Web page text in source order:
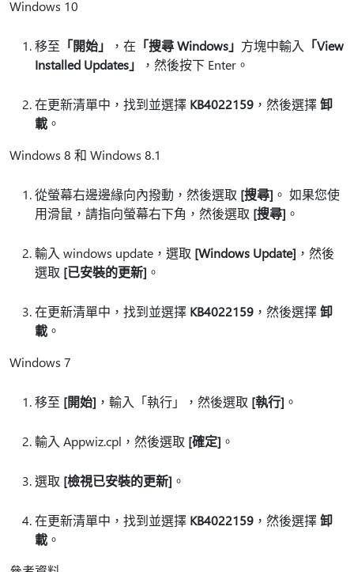
Windows 10
移至 「開始」 ，在 「搜尋 Windows」 方塊中輸入
「View
Installed Updates」
，然後按下 Enter。
在更新清單中，找到並選擇 KB4022159 ，然後選擇卸
載 。
Windows 8 和 Windows 8.1
從螢幕右邊邊緣向內撥動，然後選取 [搜尋] 。 如果您使
用滑鼠，請指向螢幕右下角，然後選取 [搜尋] 。
輸入 windows update，選取 [Windows Update] ，然後
選取 [已安裝的更新] 。
在更新清單中，找到並選擇 KB4022159 ，然後選擇卸
載 。
Windows 7
移至 [開始] ，輸入「執行」，然後選取 [執行] 。
輸入 Appwiz.cpl，然後選取 [確定] 。
選取 [檢視已安裝的更新] 。
在更新清單中，找到並選擇 KB4022159 ，然後選擇卸
載 。